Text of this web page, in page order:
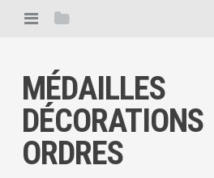
MÉDAILLES
DÉCORATIONS
ORDRES